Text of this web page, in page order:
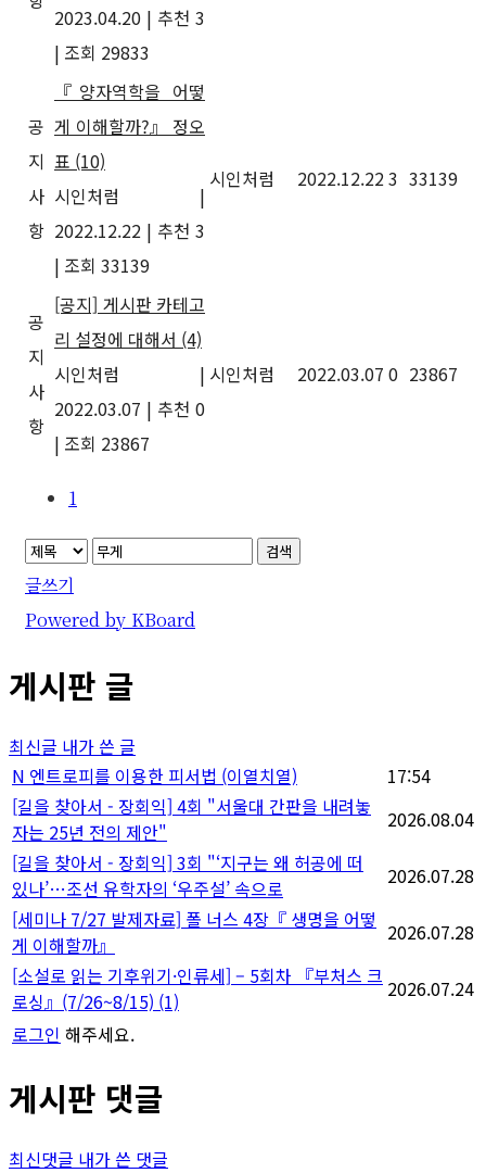
2023.04.20 | 추천 3
| 조회 29833
공
지
사
항
『양자역학을 어떻
게 이해할까?』 정오
표 (10)
시인처럼
|
2022.12.22 | 추천 3
| 조회 33139
시인처럼 2022.12.223 33139
공
지
사
항
[공지] 게시판 카테고
리 설정에 대해서 (4)
시인처럼
|
2022.03.07 | 추천 0
| 조회 23867
시인처럼 2022.03.07 0 23867
1
검색
글쓰기
Powered by KBoard
게시판 글
최신글 내가 쓴 글
N 엔트로피를 이용한 피서법 (이열치열)
17:54
[길을 찾아서 - 장회익] 4회 "서울대 간판을 내려놓
자는 25년 전의 제안"
2026.08.04
[길을 찾아서 - 장회익] 3회 "‘지구는 왜 허공에 떠
있나’…조선 유학자의 ‘우주설’ 속으로
2026.07.28
[세미나 7/27 발제자료] 폴 너스 4장『 생명을 어떻
게 이해할까』
2026.07.28
[소설로 읽는 기후위기·인류세] – 5회차 『부처스 크
로싱』(7/26~8/15) (1)
2026.07.24
로그인 해주세요.
게시판 댓글
최신댓글 내가 쓴 댓글